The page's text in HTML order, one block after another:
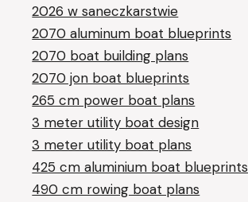
2026 w saneczkarstwie
2070 aluminum boat blueprints
2070 boat building plans
2070 jon boat blueprints
265 cm power boat plans
3 meter utility boat design
3 meter utility boat plans
425 cm aluminium boat blueprints
490 cm rowing boat plans